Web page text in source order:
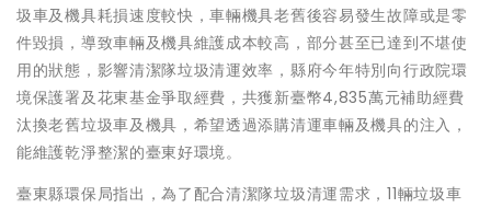
圾車及機具耗損速度較快，車輛機具老舊後容易發生故障或是零
件毀損，導致車輛及機具維護成本較高，部分甚至已達到不堪使
用的狀態，影響清潔隊垃圾清運效率，縣府今年特別向行政院環
境保護署及花東基金爭取經費，共獲新臺幣4,835萬元補助經費
汰換老舊垃圾車及機具，希望透過添購清運車輛及機具的注入，
能維護乾淨整潔的臺東好環境。
臺東縣環保局指出，為了配合清潔隊垃圾清運需求，11輛垃圾車